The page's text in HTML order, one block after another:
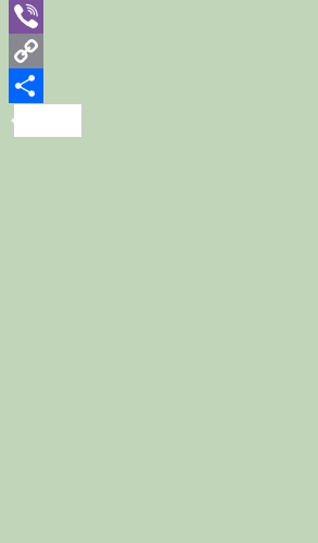
Telegram
Viber
Copy
Link